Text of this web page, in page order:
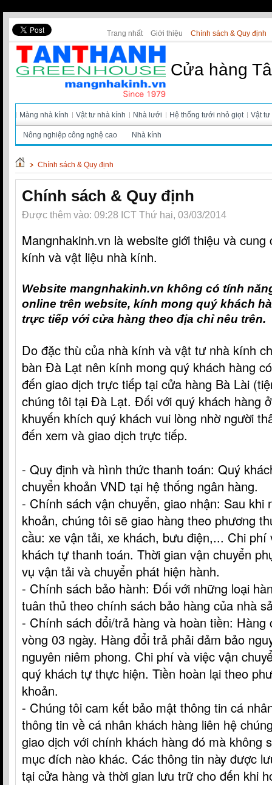
Trang nhất Giới thiệu Chính sách & Quy định
Cửa hàng
Màng nhà kính Vật tư nhà kính Nhà lưới Hệ thống tưới nhỏ giọt Vật tư
Nông nghiệp công nghệ cao Nhà kính
Chính sách & Quy định
Chính sách & Quy định
Được thêm vào: 09:28 ICT Thứ hai, 03/03/2014
Mangnhakinh.vn là website giới thiệu và
kính và vật liệu nhà kính.
Website mangnhakinh.vn không có tính
online trên website, kính mong quý khách
trực tiếp với cửa hàng theo địa chỉ nêu trên.
Do đặc thù của nhà kính và vật tư nhà kính
bàn Đà Lạt nên kính mong quý khách hàng
đến giao dịch trực tiếp tại cửa hàng Bà Lài
chúng tôi tại Đà Lạt. Đối với quý khách hàng
khuyến khích quý khách vui lòng nhờ người
đến xem và giao dịch trực tiếp.
- Quy định và hình thức thanh toán: Quý
chuyển khoản VND tại hệ thống ngân hàng.
- Chính sách vận chuyển, giao nhận: Sau khi
khoản, chúng tôi sẽ giao hàng theo phương
cầu: xe vận tải, xe khách, bưu điện,... Chi phí
khách tự thanh toán. Thời gian vận chuyển
vụ vận tải và chuyển phát hiện hành.
- Chính sách bảo hành: Đối với những loại
tuân thủ theo chính sách bảo hàng của nhà
- Chính sách đổi/trả hàng và hoàn tiền: Hàng
vòng 03 ngày. Hàng đổi trả phải đảm bảo
nguyên niêm phong. Chi phí và việc vận
quý khách tự thực hiện. Tiền hoàn lại theo
khoản.
- Chúng tôi cam kết bảo mật thông tin cá
thông tin về cá nhân khách hàng liên hệ
giao dịch với chính khách hàng đó mà không
mục đích nào khác. Các thông tin này được
tại cửa hàng và thời gian lưu trữ cho đến khi